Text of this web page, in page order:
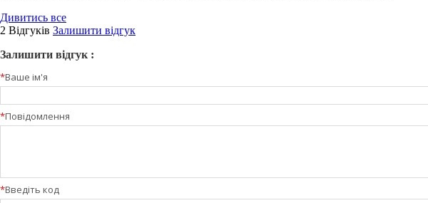
Дивитись все
2 Відгуків Залишити відгук
Залишити відгук :
*Ваше ім'я
*Повідомлення
*Введіть код